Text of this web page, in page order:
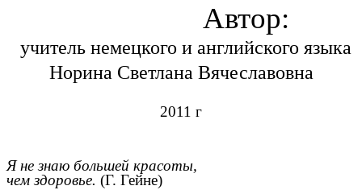
Автор:
учитель немецкого и английского языка
Норина Светлана Вячеславовна
2011 г
Я не знаю большей красоты,
чем здоровье. (Г. Гейне)